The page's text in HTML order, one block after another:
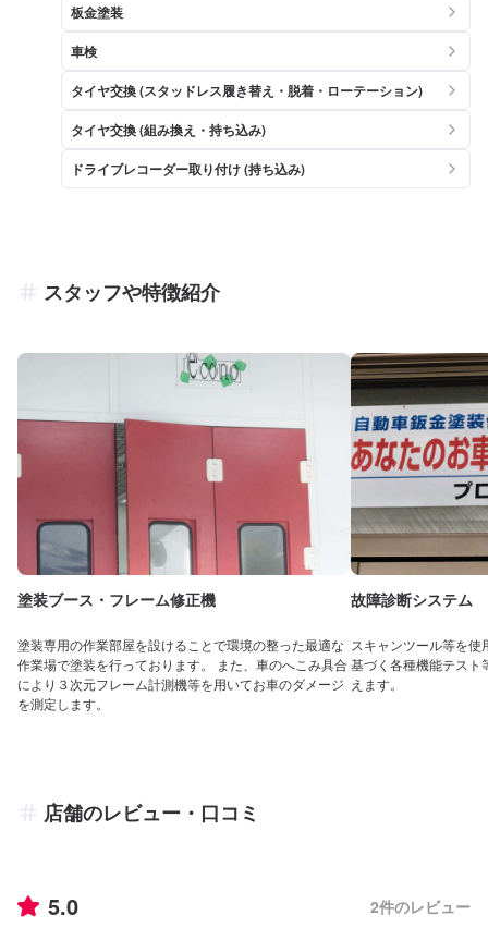
板金塗装
車検
タイヤ交換 (スタッドレス履き替え・脱着・ローテーション)
タイヤ交換 (組み換え・持ち込み)
ドライブレコーダー取り付け (持ち込み)
スタッフや特徴紹介
塗装ブース・フレーム修正機
塗装専用の作業部屋を設けることで環境の整った最適な
作業場で塗装を行っております。 また、車のへこみ具合
により３次元フレーム計測機等を用いてお車のダメージ
を測定します。
故障診断システム
スキャンツール等を
基づく各種機能テスト
えます。
店舗のレビュー・口コミ
5.0 2件のレビュー